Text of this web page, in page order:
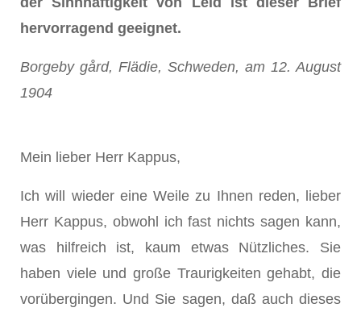
hervorragend geeignet.
Borgeby gård, Flädie, Schweden, am 12. August
1904
Mein lieber Herr Kappus,
Ich will wieder eine Weile zu Ihnen reden, lieber
Herr Kappus, obwohl ich fast nichts sagen kann,
was hilfreich ist, kaum etwas Nützliches. Sie
haben viele und große Traurigkeiten gehabt, die
vorübergingen. Und Sie sagen, daß auch dieses